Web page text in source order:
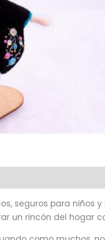
seguros para niños
un rincón del hogar